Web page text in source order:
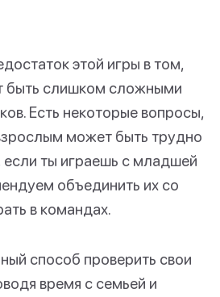
этой игры в том,
быть слишком сложными
Есть некоторые вопросы,
может быть трудно
если ты играешь с младшей
объединить их со
в командах.
способ проверить свои
время с семьей и